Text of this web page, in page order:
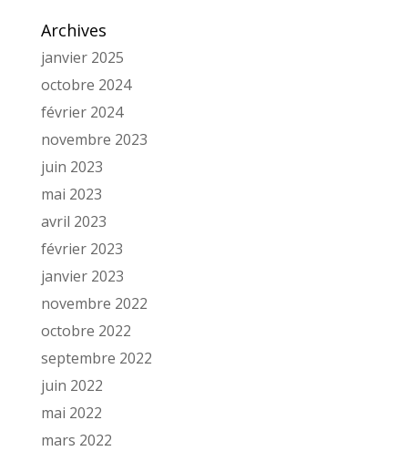
Archives
janvier 2025
octobre 2024
février 2024
novembre 2023
juin 2023
mai 2023
avril 2023
février 2023
janvier 2023
novembre 2022
octobre 2022
septembre 2022
juin 2022
mai 2022
mars 2022